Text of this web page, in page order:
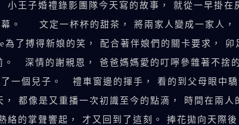
小王子婚禮錄影團隊今天寫的故事， 就從一早掛
。 文定一杯杯的甜茶， 將兩家人變成一家人，
搏得新娘的笑， 配合著伴娘們的關卡要求， 卯
。 深情的謝親恩， 爸爸媽媽愛的叮嚀參雜著不捨
一個兒子。 禮車窗邊的揮手， 看的到父母眼中
都像是又重播一次初識至今的點滴， 時間在兩人
絡的掌聲響起， 才又回到了這刻。 捧花拋向天際